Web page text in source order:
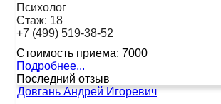
Психолог
Стаж: 18
+7 (499) 519-38-52
Стоимость приема: 7000
Подробнее...
Последний отзыв
Довгань Андрей Игоревич